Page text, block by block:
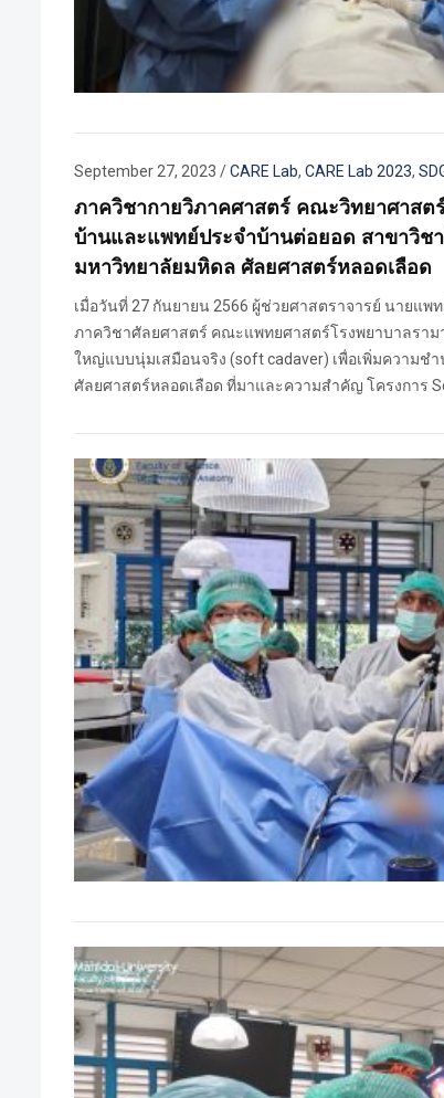
September 27, 2023 /CARE Lab, CARE Lab 2023,
ภาควิชากายวิภาคศาสตร์ คณะวิทยาศาส
บ้านและแพทย์ประจำบ้านต่อยอด สาขาวิช
มหาวิทยาลัยมหิดล ศัลยศาสตร์หลอดเลือด
เมื่อวันที่ 27 กันยายน 2566 ผู้ช่วยศาสตราจารย์ นายแ
ภาควิชาศัลยศาสตร์ คณะแพทยศาสตร์โรงพยาบาลราม
ใหญ่แบบนุ่มเสมือนจริง (soft cadaver) เพื่อเพิ่มความช
ศัลยศาสตร์หลอดเลือด ที่มาและความสำคัญ โครงการ